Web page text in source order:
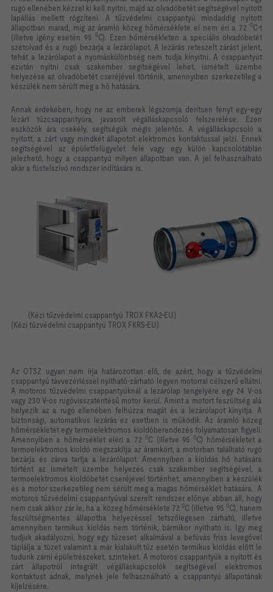
rugó ellenében kézzel ki kell nyitni, majd az olvadóbetét segítségével nyitott
lapállás mellett rögzíteni. A tűzvédelmi csappantyú mindaddig nyitott
állapotban marad, míg az áramló közeg hőmérséklete el nem éri a 72 0C-t
(illetve igény esetén 95 0C). Ezen hőmérsékleten a speciális olvadóbetét
szétolvad és a rugó bezárja a lezárólapot. A lezárás reteszelt zárást jelent,
tehát a lezárólapot a nyomáskülönbség nem tudja kinyitni. A csappantyút
ezután nyitni csak szakember segítségével lehet, ismételt üzembe
helyezése az olvadóbetét cseréjével történik, amennyiben szerkezetileg a
készülék nem sérült meg a hő hatására.
Annak érdekében, hogy ne az emberek légszomja derítsen fényt egy-egy
lezárt tűzcsappantyúra, javasolt végálláskapcsoló felszerelése. Ezen
eszközök ára csekély, segítségük mégis jelentős. A végálláskapcsoló a
nyitott, a zárt vagy mindkét állapotot elektromos kontaktussal jelzi. Ennek
segítségével az épületfelügyelet felé vagy egy külön kapcsolótáblán
jelezhető, hogy a csappantyú milyen állapotban van. A jel felhasználható
akár a füstelszívó rendszer indítására is.
(Kézi tűzvédelmi csappantyú TROX FKA2-EU)
(Kézi tűzvédelmi csappantyú TROX FKRS-EU)
Az OTSZ ugyan nem írja határozottan elő, de azért, hogy a tűzvédelmi
csappantyú távvezérléssel nyitható-zárható legyen motorral célszerű ellátni.
A motoros tűzvédelmi csappantyúknál a lezárólap tengelyére egy 24 V-os
vagy 230 V-os rugóvisszatérítésű motor kerül. Amint a motort feszültség alá
helyezik az a rugó ellenében felhúzza magát és a lezárólapot kinyitja. A
biztonsági, automatikus lezárás ez esetben is működik. Az áramló közeg
hőmérsékletét egy termoelektromos kioldóberendezés folyamatosan figyeli.
Amennyiben a hőmérséklet eléri a 72 0C (illetve 95 0C) hőmérsékletet a
termoelektromos kioldó megszakítja az áramkört, a motorban található rugó
bezárja és zárva tartja a lezárólapot. Amennyiben a kioldás hő hatására
történt az ismételt üzembe helyezés csak szakember segítségével, a
termoelektromos kioldóbetét cseréjével történhet, amennyiben a készülék
és a motor szerkezetileg nem sérült meg a magas hőmérséklet hatására. A
motoros tűzvédelmi csappantyúval szerelt rendszer előnye abban áll, hogy
nem csak akkor zár le, ha a közeg hőmérséklete 72 0C (illetve 95 0C), hanem
feszültségmentes állapotba helyezéssel tetszőlegesen zárható, illetve
amennyiben termikus kioldás nem történik, bármikor nyitható is. Igy meg
tudjuk akadályozni, hogy egy tűzeset alkalmával a befúvás friss levegővel
táplálja a tüzet valamint a már kialakult tűz esetén termikus kioldás előtt le
tudunk zárni épületrészeket, szinteket. A motoros csappantyúk a nyitott és
zárt állapotról integrált végálláskapcsolók segítségével elektromos
kontaktust adnak, melynek jele felhasználható a csappantyú állapotának
kijelzésére.